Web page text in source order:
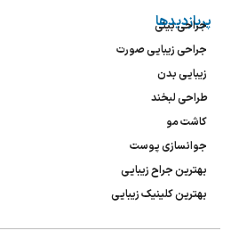
پربازدیدها
جراحی بینی
جراحی زیبایی صورت
زیبایی بدن
طراحی لبخند
کاشت مو
جوانسازی پوست
بهترین جراح زیبایی
بهترین کلینیک زیبایی